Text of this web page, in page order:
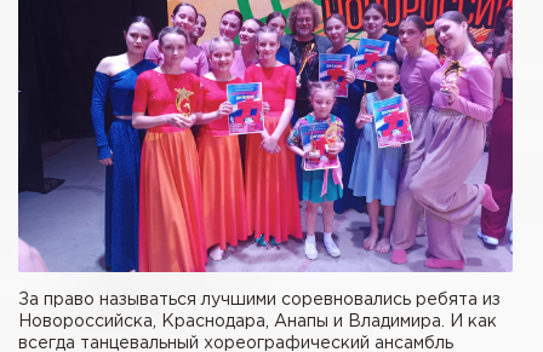
За право называться лучшими соревновались ребята из
Новороссийска, Краснодара, Анапы и Владимира. И как
всегда танцевальный хореографический ансамбль